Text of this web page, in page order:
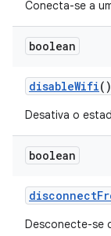
Conecta-se a
boolean
disableWifi()
Desativa o
boolean
disconnect
Desconecte-se